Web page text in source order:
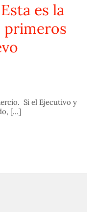
es la
primeros
Si el Ejecutivo y
[...]